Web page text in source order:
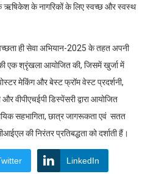
ऋषिकेश के नागरिकों के लिए स्वच्छ और स्वस्थ
ही सेवा अभियान-2025 के तहत अपनी
की एक श्रृंखला आयोजित की, जिसमें खुर्जा में
पोस्टर मेकिंग और बेस्ट फ्रॉम वेस्ट प्रदर्शनी,
वीपीएचईपी डिस्पेंसरी द्वारा आयोजित
सहभागिता, छात्र जागरूकता एवं सतत
की निरंतर प्रतिबद्धता को दर्शाती हैं।
LinkedIn